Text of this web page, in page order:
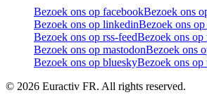
Bezoek ons op facebookBezoek ons
Bezoek ons op linkedinBezoek ons
Bezoek ons op rss-feedBezoek ons op
Bezoek ons op mastodonBezoek ons
Bezoek ons op blueskyBezoek ons op
© 2026 Euractiv FR. All rights reserved.